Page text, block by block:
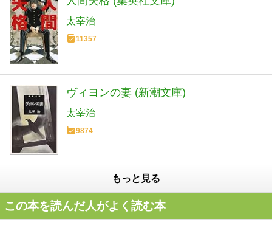
太宰治
11357
ヴィヨンの妻 (新潮文庫)
太宰治
9874
もっと見る
この本を読んだ人がよく読む本